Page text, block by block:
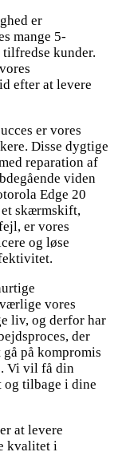
er
mange 5-
kunder.
efter at levere
er vores
Disse dygtige
reparation af
viden
Edge 20
et skærmskift,
er vores
og løse
vores
liv, og derfor har
der
på kompromis
Vi vil få din
og tilbage i dine
at levere
kvalitet i